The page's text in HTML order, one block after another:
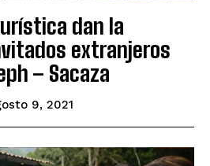
dan la
extranjeros
– Sacaza
9, 2021